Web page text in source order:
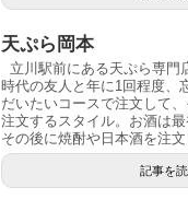
天ぷら岡本
立川駅前にある天ぷら専門
時代の友人と年に1回程度、
だいたいコースで注文して
注文するスタイル。お酒は最
その後に焼酎や日本酒を注
記事を